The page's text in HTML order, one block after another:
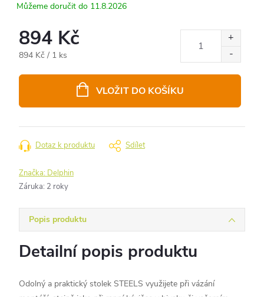
11.8.2026
894 Kč
Měrná
894 Kč / 1 ks
VLOŽIT DO KOŠÍKU
Dotaz k produktu Sdílet
Značka: Delphin
Záruka: 2 roky
Popis produktu
Detailní popis produktu
Odolný a praktický stolek STEELS využijete při vázání